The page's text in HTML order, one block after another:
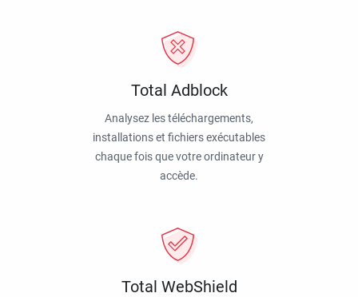
Total Adblock
Analysez les téléchargements,
installations et fichiers exécutables
chaque fois que votre ordinateur y
accède.
Total WebShield